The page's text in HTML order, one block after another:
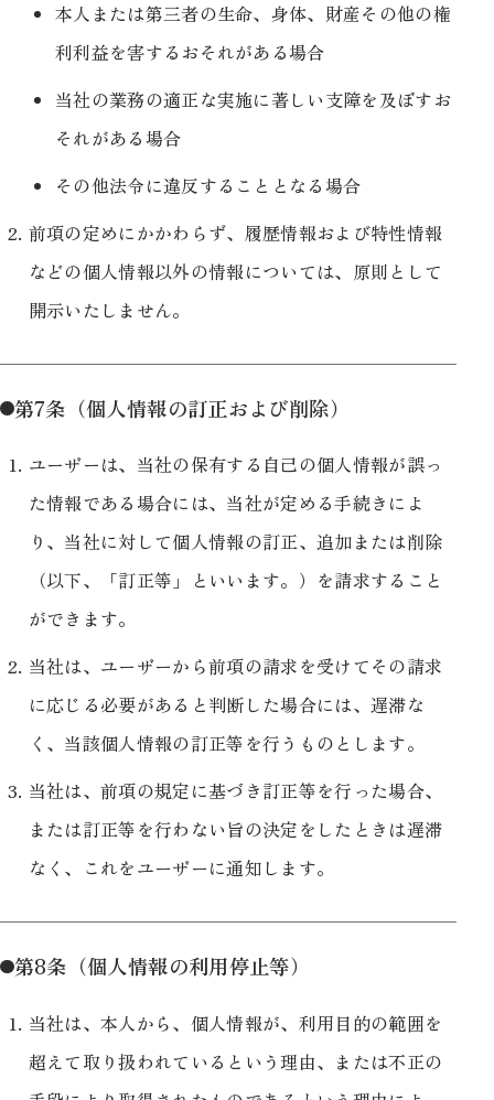
本人または第三者の生命、身体、財産その他の権
利利益を害するおそれがある場合
当社の業務の適正な実施に著しい支障を及ぼすお
それがある場合
その他法令に違反することとなる場合
前項の定めにかかわらず、履歴情報および特性情報
などの個人情報以外の情報については、原則として
開示いたしません。
第7条（個人情報の訂正および削除）
ユーザーは、当社の保有する自己の個人情報が誤っ
た情報である場合には、当社が定める手続きによ
り、当社に対して個人情報の訂正、追加または削除
（以下、「訂正等」といいます。）を請求すること
ができます。
当社は、ユーザーから前項の請求を受けてその請求
に応じる必要があると判断した場合には、遅滞な
く、当該個人情報の訂正等を行うものとします。
当社は、前項の規定に基づき訂正等を行った場合、
または訂正等を行わない旨の決定をしたときは遅滞
なく、これをユーザーに通知します。
第8条（個人情報の利用停止等）
当社は、本人から、個人情報が、利用目的の範囲を
超えて取り扱われているという理由、または不正の